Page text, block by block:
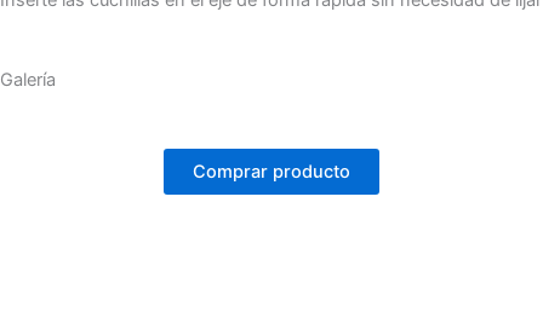
Galería
Comprar producto